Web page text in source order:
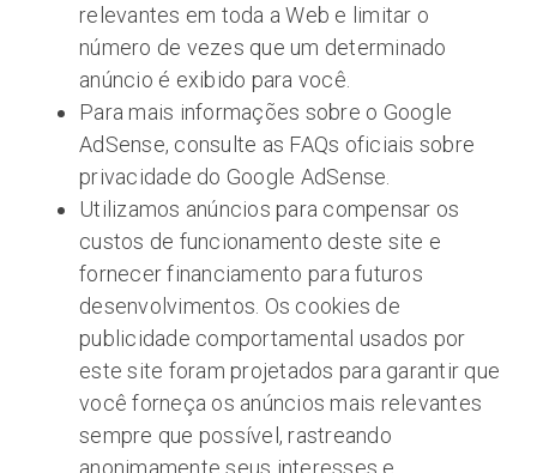
relevantes em toda a Web e limitar o
número de vezes que um determinado
anúncio é exibido para você.
Para mais informações sobre o Google
AdSense, consulte as FAQs oficiais sobre
privacidade do Google AdSense.
Utilizamos anúncios para compensar os
custos de funcionamento deste site e
fornecer financiamento para futuros
desenvolvimentos. Os cookies de
publicidade comportamental usados ​​por
este site foram projetados para garantir que
você forneça os anúncios mais relevantes
sempre que possível, rastreando
anonimamente seus interesses e